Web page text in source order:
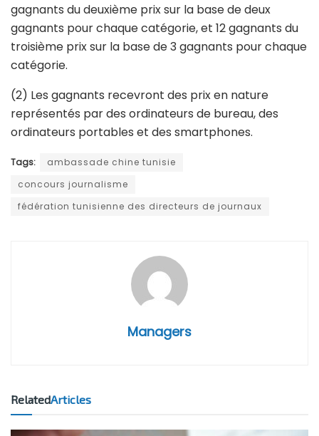
gagnants du deuxième prix sur la base de deux
gagnants pour chaque catégorie, et 12 gagnants du
troisième prix sur la base de 3 gagnants pour chaque
catégorie.
(2) Les gagnants recevront des prix en nature
représentés par des ordinateurs de bureau, des
ordinateurs portables et des smartphones.
Tags:
ambassade chine tunisie
concours journalisme
fédération tunisienne des directeurs de journaux
Managers
RelatedArticles